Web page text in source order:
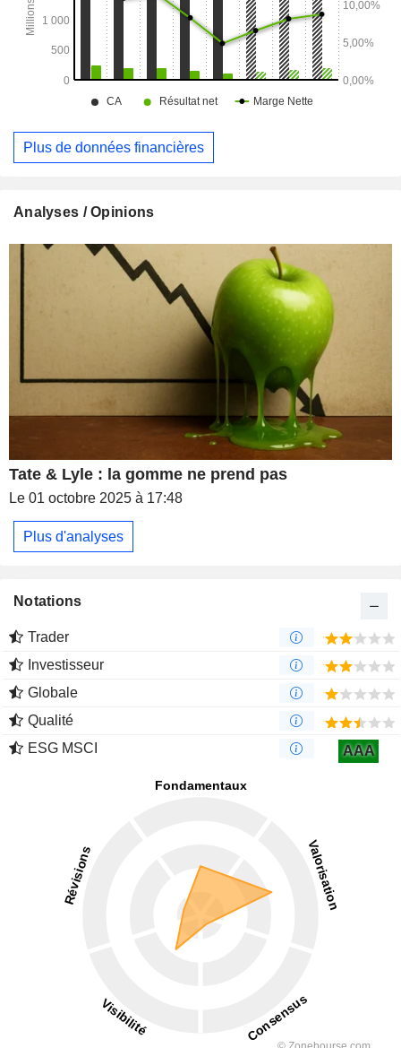
Plus de données financières
Analyses / Opinions
Tate & Lyle : la gomme ne prend pas
Le 01 octobre 2025 à 17:48
Plus d'analyses
Notations
Trader
Investisseur
Globale
Qualité
ESG MSCI
AAA